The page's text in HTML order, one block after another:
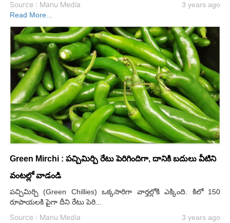
Source : Manu Media
3 years ago
Read More...
Green Mirchi : పచ్చిమిర్చి రేటు పెరిగిందిగా, దానికి బదులు వీటిని
వంటల్లో వాడండి
పచ్చిమిర్చి (Green Chillies) ఒక్కసారిగా వార్తల్లోకి ఎక్కింది. కిలో 150
రూపాయలకి పైగా దీని రేటు పెరి...
Source : Manu Media
3 years ago